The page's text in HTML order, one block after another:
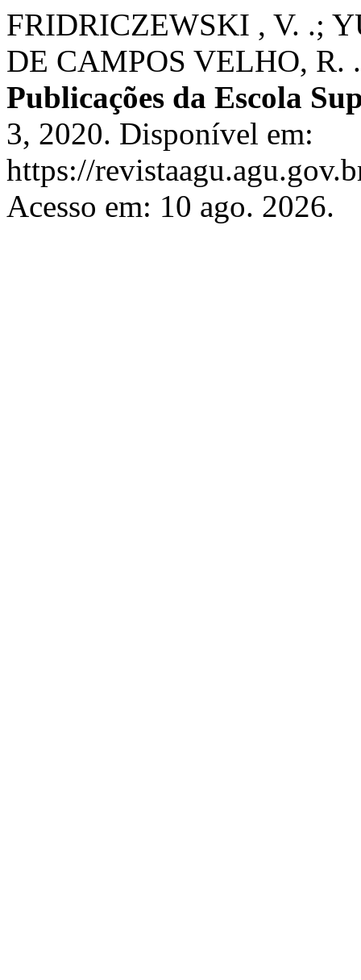
FRIDRICZEWSKI , V. .;
DE CAMPOS VELHO, R.
Publicações da Escola
3, 2020. Disponível em:
https://
Acesso em: 10 ago. 2026.